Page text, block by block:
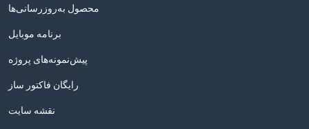
محصول به‌روزرسانی‌ها
برنامه موبایل
پیش‌نمونه‌های پروژه
رایگان فاکتور ساز
نقشه سایت